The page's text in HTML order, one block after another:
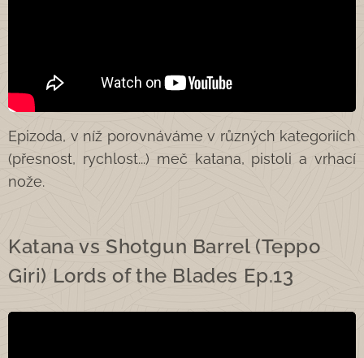
Epizoda, v níž porovnáváme v různých kategoriích
(přesnost, rychlost...) meč katana, pistoli a vrhací
nože.
Katana vs Shotgun Barrel (Teppo
Giri) Lords of the Blades Ep.13